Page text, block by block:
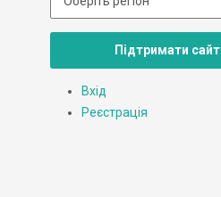
Підтримати сайт
Вхід
Реєстрація